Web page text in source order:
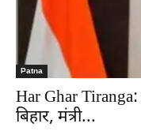
Patna
Har Ghar Tiranga:
बिहार, मंत्री...